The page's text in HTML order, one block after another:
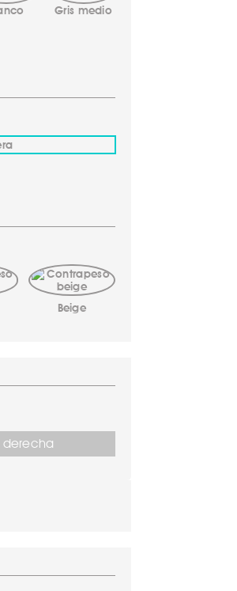
Gris medio
Beige
derecha